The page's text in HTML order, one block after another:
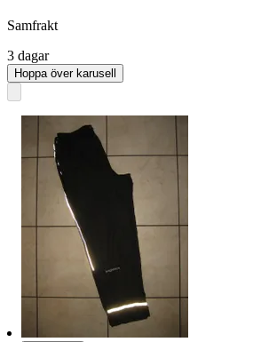
Samfrakt
3 dagar
Hoppa över karusell